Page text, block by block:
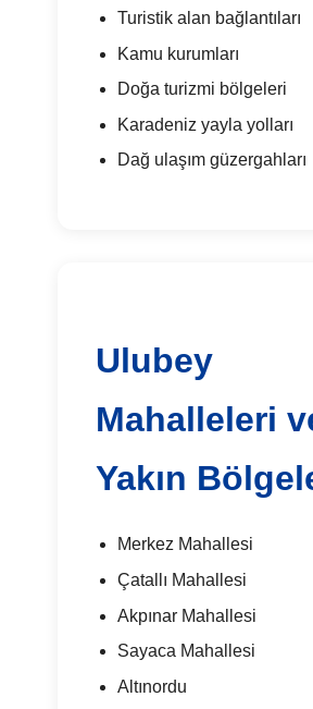
Turistik alan bağlantıları
Kamu kurumları
Doğa turizmi bölgeleri
Karadeniz yayla yolları
Dağ ulaşım güzergahları
Ulubey
Mahalleleri
Yakın
Merkez Mahallesi
Çatallı Mahallesi
Akpınar Mahallesi
Sayaca Mahallesi
Altınordu